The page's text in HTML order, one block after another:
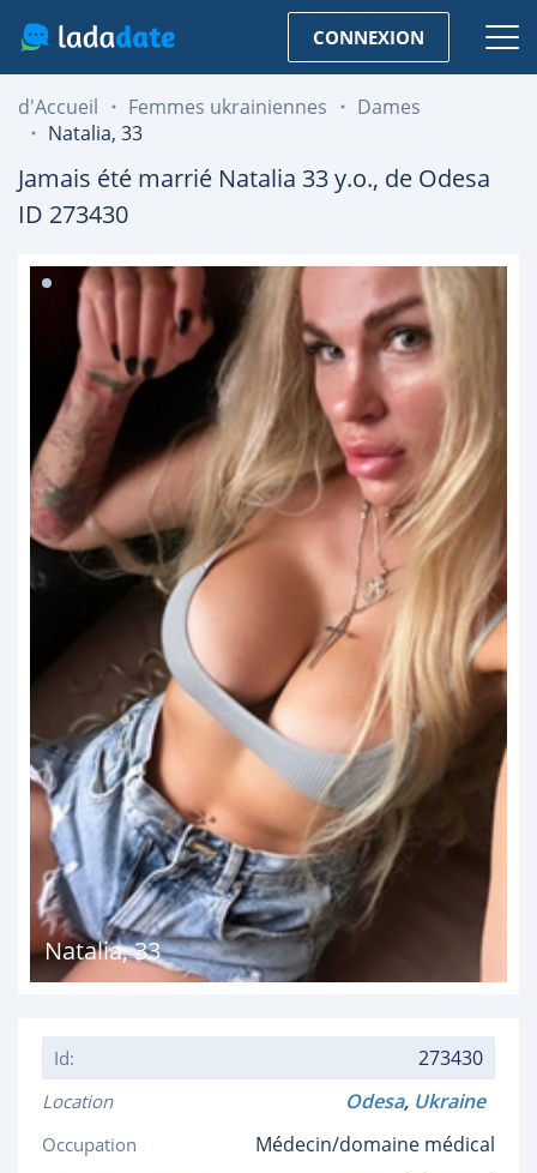
CONNEXION
d'Accueil Femmes ukrainiennes
Dames
Natalia, 33
Jamais été marrié Natalia 33y.o., de Odesa
ID 273430
Natalia,33
Id: 273430
Location Odesa, Ukraine
Occupation Médecin/domaine médical